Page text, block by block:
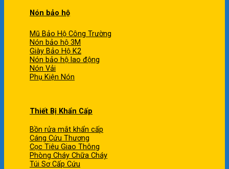
Nón bảo hộ
Mũ Bảo Hộ Công Trường
Nón bảo hộ 3M
Giày Bảo Hộ K2
Nón bảo hộ lao động
Nón Vải
Phụ Kiện Nón
Thiết Bị Khẩn Cấp
Bồn rửa mắt khẩn cấp
Cáng Cứu Thương
Cọc Tiêu Giao Thông
Phòng Cháy Chữa Cháy
Túi Sơ Cấp Cứu